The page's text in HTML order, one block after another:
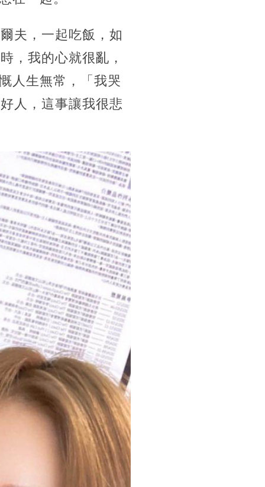
夫，一起吃飯，如
，我的心就很亂，
人生無常，「我哭
人，這事讓我很悲